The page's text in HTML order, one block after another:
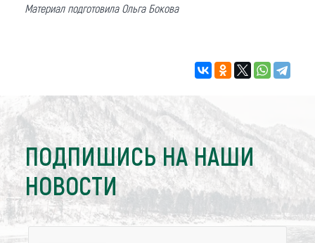
Материал подготовила Ольга Бокова
ПОДПИШИСЬ НА НАШИ
НОВОСТИ